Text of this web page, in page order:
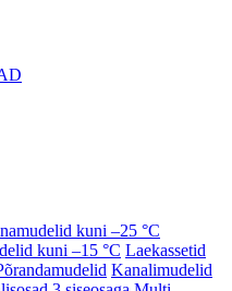
kuni –25 °C
kuni –15 °C Laekassetid
Kanalimudelid